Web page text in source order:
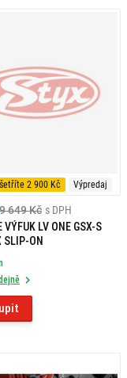
2 900 Kč Výpredaj
9 649 Kč s DPH
VÝFUK LV ONE GSX-S
SLIP-ON